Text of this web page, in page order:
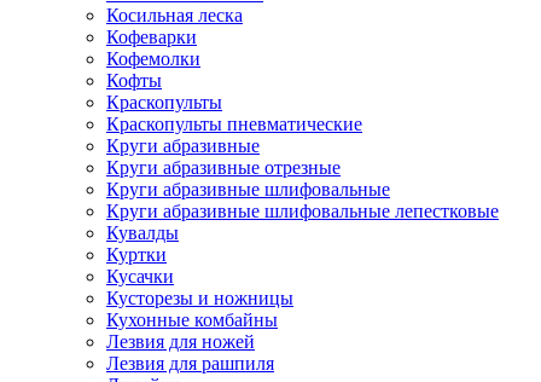
Косильная леска
Кофеварки
Кофемолки
Кофты
Краскопульты
Краскопульты пневматические
Круги абразивные
Круги абразивные отрезные
Круги абразивные шлифовальные
Круги абразивные шлифовальные лепестковые
Кувалды
Куртки
Кусачки
Кусторезы и ножницы
Кухонные комбайны
Лезвия для ножей
Лезвия для рашпиля